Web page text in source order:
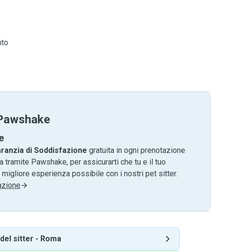
di Soddisfazione gratuita in ogni prenotazione
tramite Pawshake, per assicurarti che tu e il tuo
migliore esperienza possibile con i nostri pet sitter.
sitter - Roma